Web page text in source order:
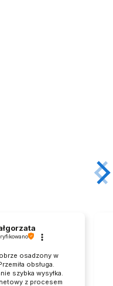
osadzony w
obsługa.
szybka wysyłka.
z procesem